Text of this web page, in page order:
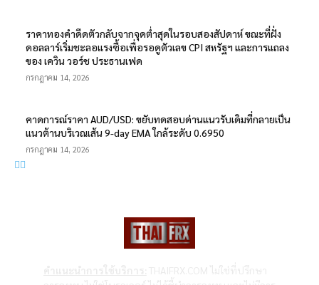
ราคาทองคำดีดตัวกลับจากจุดต่ำสุดในรอบสองสัปดาห์ ขณะที่ฝั่ง
ดอลลาร์เริ่มชะลอแรงซื้อเพื่อรอดูตัวเลข CPI สหรัฐฯ และการแถลง
ของ เควิน วอร์ช ประธานเฟด
กรกฎาคม 14, 2026
คาดการณ์ราคา AUD/USD: ขยับทดสอบด่านแนวรับเดิมที่กลายเป็น
แนวต้านบริเวณเส้น 9-day EMA ใกล้ระดับ 0.6950
กรกฎาคม 14, 2026